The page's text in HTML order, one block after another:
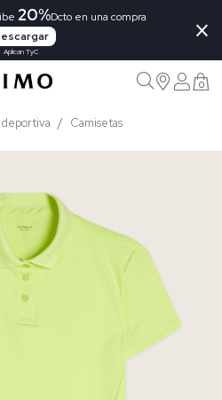
20%Dcto en una compra
Aplican TyC
×
0
deportiva Camisetas